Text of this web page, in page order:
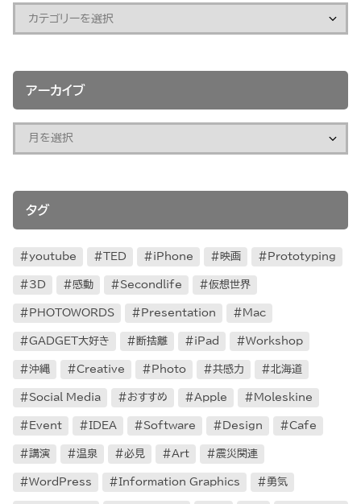
アーカイブ
タグ
youtube TED iPhone 映画 Prototyping
3D 感動 Secondlife 仮想世界
PHOTOWORDS Presentation Mac
GADGET大好き 断捨離 iPad Workshop
沖縄 Creative Photo 共感力 北海道
Social Media おすすめ Apple Moleskine
Event IDEA Software Design Cafe
講演 温泉 必見 Art 震災関連
WordPress Information Graphics 勇気